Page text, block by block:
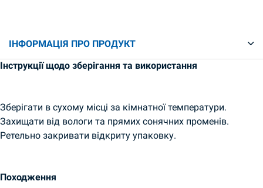
ІНФОРМАЦІЯ ПРО ПРОДУКТ
Інструкції щодо зберігання та використання
Зберігати в сухому місці за кімнатної температури.
Захищати від вологи та прямих сонячних променів.
Ретельно закривати відкриту упаковку.
Походження